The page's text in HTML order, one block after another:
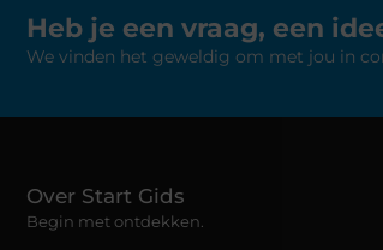
Heb je een vraag, een
We vinden het geweldig om met jou in
Over Start Gids
Begin met ontdekken.